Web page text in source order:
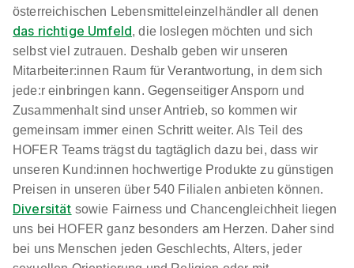
österreichischen Lebensmitteleinzelhändler all denen
das richtige Umfeld, die loslegen möchten und sich
selbst viel zutrauen. Deshalb geben wir unseren
Mitarbeiter:innen Raum für Verantwortung, in dem sich
jede:r einbringen kann. Gegenseitiger Ansporn und
Zusammenhalt sind unser Antrieb, so kommen wir
gemeinsam immer einen Schritt weiter. Als Teil des
HOFER Teams trägst du tagtäglich dazu bei, dass wir
unseren Kund:innen hochwertige Produkte zu günstigen
Preisen in unseren über 540 Filialen anbieten können.
Diversität sowie Fairness und Chancengleichheit liegen
uns bei HOFER ganz besonders am Herzen. Daher sind
bei uns Menschen jeden Geschlechts, Alters, jeder